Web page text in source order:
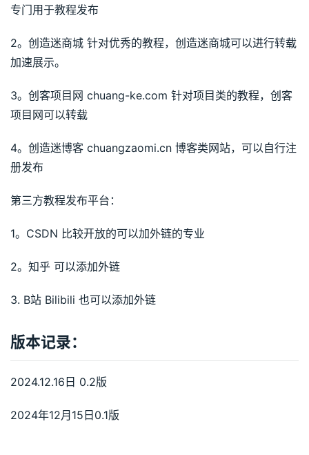
专门用于教程发布
2。创造迷商城 针对优秀的教程，创造迷商城可以进行转载
加速展示。
3。创客项目网 chuang-ke.com 针对项目类的教程，创客
项目网可以转载
4。创造迷博客 chuangzaomi.cn 博客类网站，可以自行注
册发布
第三方教程发布平台：
1。CSDN 比较开放的可以加外链的专业
2。知乎 可以添加外链
3. B站 Bilibili 也可以添加外链
版本记录：
2024.12.16日 0.2版
2024年12月15日0.1版